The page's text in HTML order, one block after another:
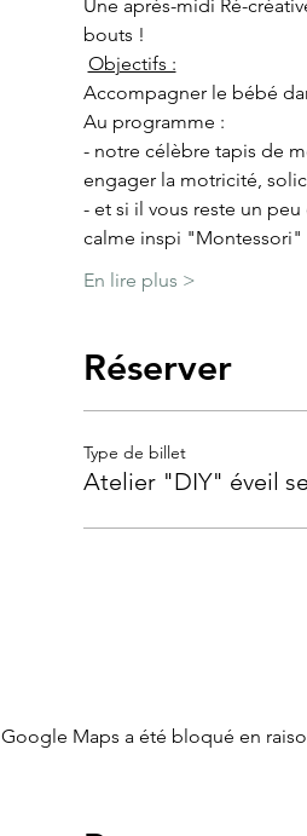
Une après-midi Ré-
bouts !
Objectifs :
Accompagner le bébé
Au programme :
- notre célèbre tapis de
engager la motricité,
- et si il vous reste un
calme inspi "Montessori"
En lire plus >
Réserver
Type de billet
Atelier "DIY" éveil
Google Maps a été bloqué en